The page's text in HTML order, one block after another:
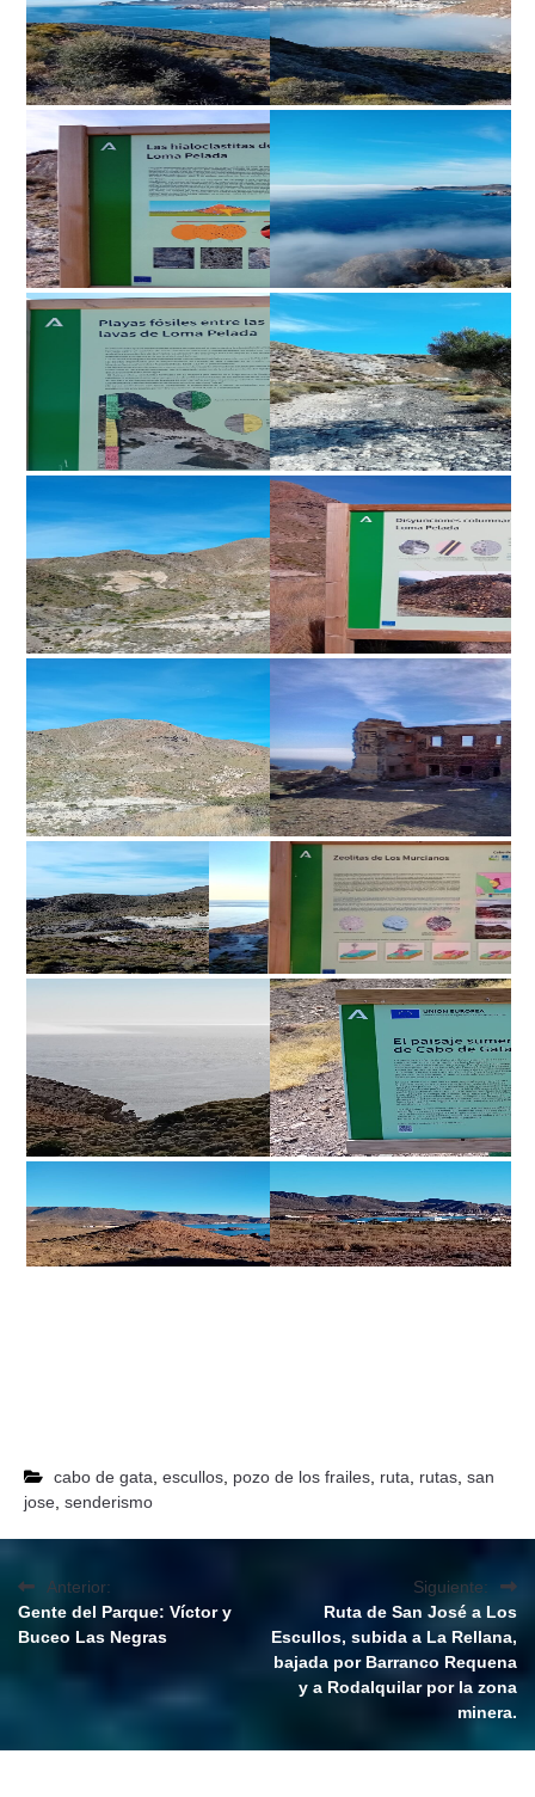
cabo de gata escullos pozo de los frailes ruta rutas san
jose senderismo
Anterior:
Gente del Parque: Víctor y
Buceo Las Negras
Siguiente:
Ruta de San José a Los
Escullos, subida a La Rellana,
bajada por Barranco Requena
y a Rodalquilar por la zona
minera.